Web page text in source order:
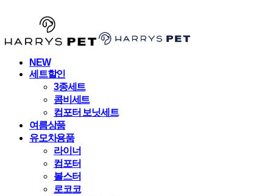
NEW
세트할인
3종세트
콤비세트
컴포터 보닛세트
여름상품
유모차용품
라이너
컴포터
볼스터
로코코